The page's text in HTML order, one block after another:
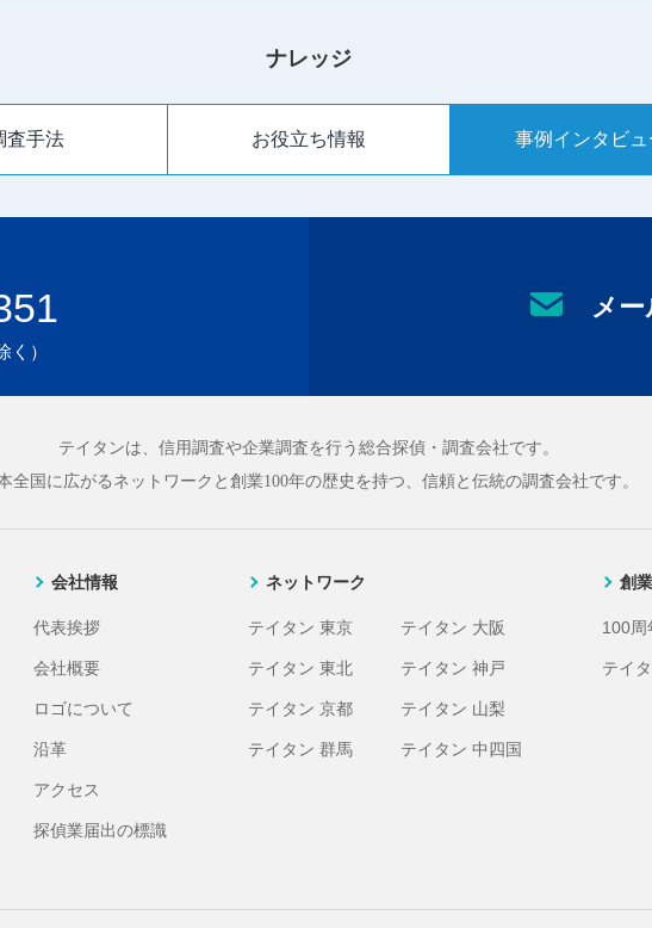
ナレッジ
査手法 お役立ち情報 事例インタビュ
く）
メ
テイタンは、信用調査や企業調査を行う総合探偵・調査会社です。
全国に広がるネットワークと 創業100年の歴史を持つ、信頼と伝統の調査会社です。
会社情報
代表挨拶
会社概要
ロゴについて
沿革
アクセス
探偵業届出の標識
ネットワーク
テイタン 東京
テイタン 東北
テイタン 京都
テイタン 群馬
テイタン 大阪
テイタン 神戸
テイタン 山梨
テイタン 中四国
創
100周
テイ